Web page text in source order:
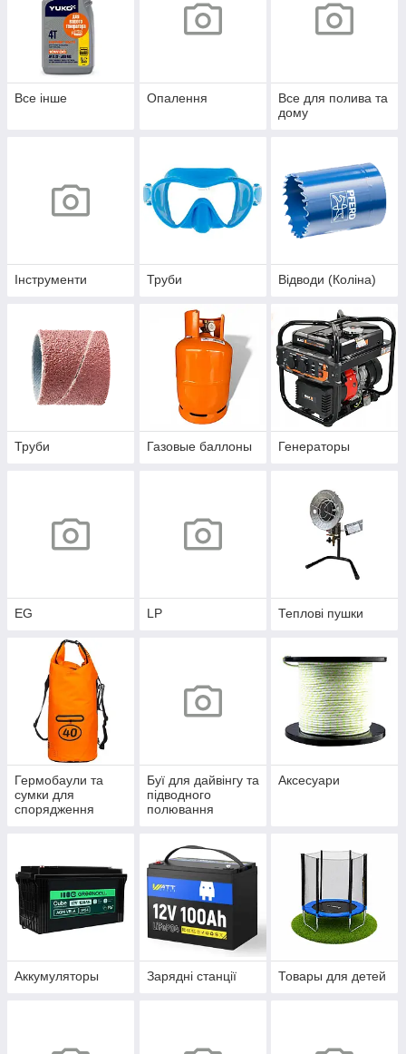
Все інше Опалення
Все для полива та
дому
Інструменти Труби Відводи (Коліна)
Труби Газовые баллоны Генераторы
EG LP Теплові пушки
Гермобаули та
сумки для
спорядження
Буї для дайвінгу та
підводного
полювання
Аксесуари
Аккумуляторы Зарядні станції Товары для детей